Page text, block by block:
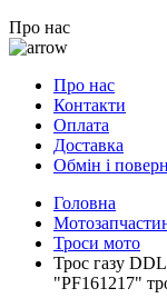
Про нас
Про нас
Контакти
Оплата
Доставка
Обмін і
Головна
Троси мото
Трос газу
"PF161217"